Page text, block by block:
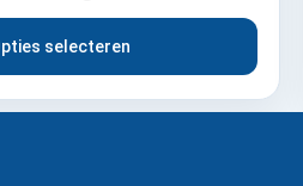
selecteren